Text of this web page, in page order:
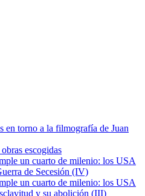
en torno a la filmografía de Juan
escogidas
un cuarto de milenio: los USA
de Secesión (IV)
un cuarto de milenio: los USA
y su abolición (III)